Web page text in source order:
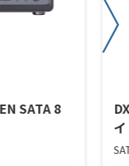
SATA 8